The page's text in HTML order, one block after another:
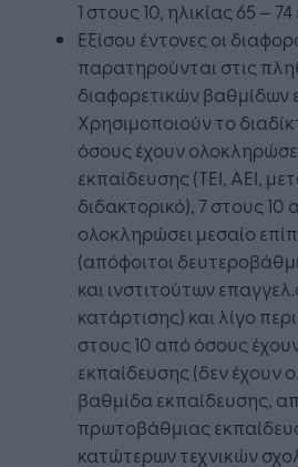
1 στους 10, ηλικίας 65 –
Εξίσου έντονες οι
παρατηρούνται στις
διαφορετικών βαθμίδων
Χρησιμοποιούν το
όσους έχουν
εκπαίδευσης (ΤΕΙ, ΑΕΙ,
διδακτορικό), 7 στους
ολοκληρώσει μεσαίο
(απόφοιτοι
και ινστιτούτων
κατάρτισης) και λίγο
στους 10 από όσους
εκπαίδευσης (δεν έχουν
βαθμίδα εκπαίδευσης,
πρωτοβάθμιας
κατώτερων τεχνικών